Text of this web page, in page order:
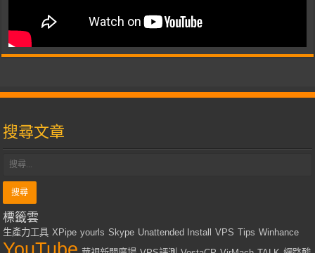
搜尋文章
標籤雲
生產力工具 XPipe yourls Skype Unattended Install VPS Tips Winhance